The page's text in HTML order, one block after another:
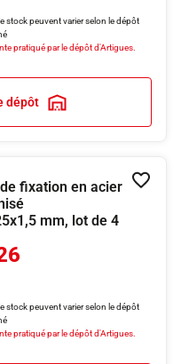
stock peuvent varier selon le dépôt
pratiqué par le dépôt d'Artigues.
dépôt
fixation en acier
mm, lot de 4
stock peuvent varier selon le dépôt
pratiqué par le dépôt d'Artigues.